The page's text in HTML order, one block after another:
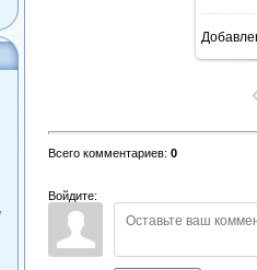
Всего комментариев: 0
Войдите: